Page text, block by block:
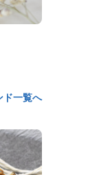
ド一覧へ